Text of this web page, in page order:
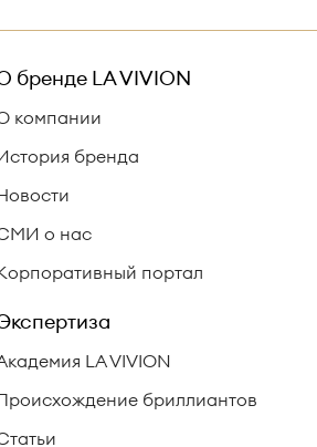
бренде LA VIVION
компании
бренда
о нас
портал
LA VIVION
бриллиантов